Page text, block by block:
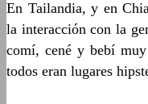
En Tailandia, y en
la interacción con la
comí, cené y bebí
todos eran lugares